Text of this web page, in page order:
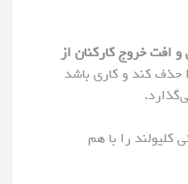
افت خروج کارکنان از
حذف کند و کاری باشد
کلیولند را با هم